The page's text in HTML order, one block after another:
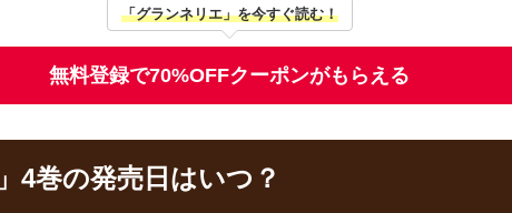
「グランネリエ」を今すぐ読む！
無料登録で70%OFFクーポンがもらえる
4巻の発売日はいつ？